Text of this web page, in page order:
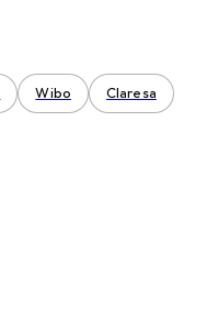
Wibo Claresa